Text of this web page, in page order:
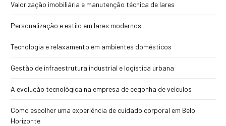
Valorização imobiliária e manutenção técnica de lares
Personalização e estilo em lares modernos
Tecnologia e relaxamento em ambientes domésticos
Gestão de infraestrutura industrial e logística urbana
A evolução tecnológica na empresa de cegonha de veículos
Como escolher uma experiência de cuidado corporal em Belo
Horizonte